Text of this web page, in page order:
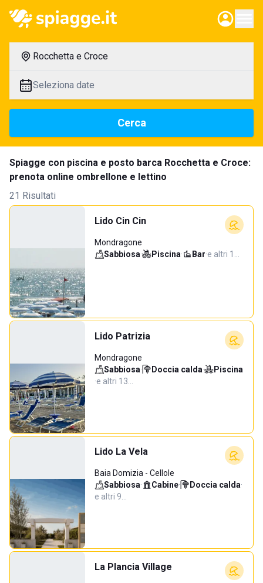
Rocchetta e Croce
Seleziona date
Cerca
Spiagge con piscina e posto barca Rocchetta e Croce:
prenota online ombrellone e lettino
21 Risultati
Lido Cin Cin
Mondragone
Sabbiosa· Piscina· Bar·e altri 1…
Lido Patrizia
Mondragone
Sabbiosa· Doccia calda·
Piscina
·e altri 13…
Lido La Vela
Baia Domizia - Cellole
Sabbiosa· Cabine· Doccia calda·
e altri 9…
La Plancia Village